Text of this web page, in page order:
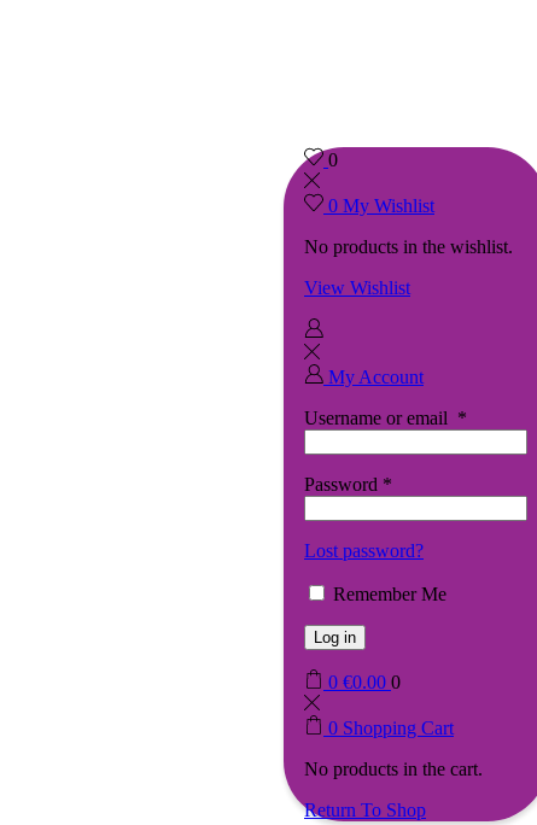
0
0 My Wishlist
No products in the wishlist.
View Wishlist
My Account
Username or email *
Password *
Lost password?
Remember Me
Log in
0 €0.00 0
0 Shopping Cart
No products in the cart.
Return To Shop